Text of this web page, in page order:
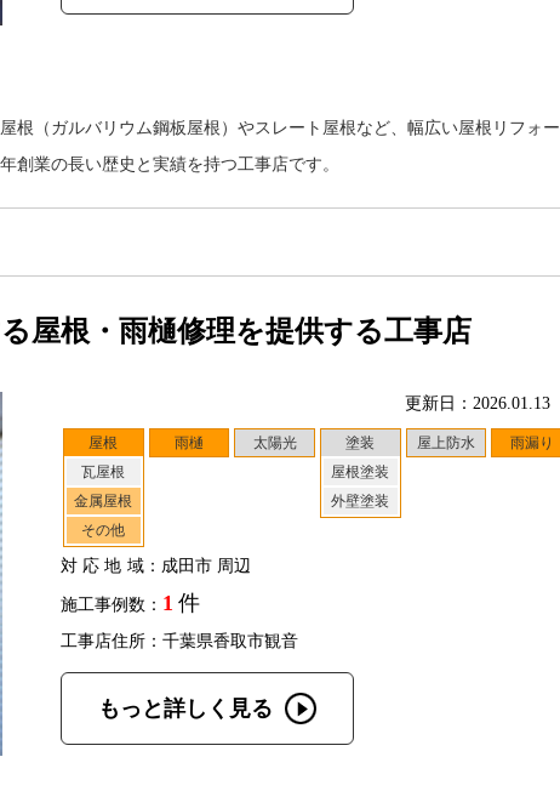
根（ガルバリウム鋼板屋根）やスレート屋根など、幅広い屋根リフォー
創業の長い歴史と実績を持つ工事店です。
屋根・雨樋修理を提供する工事店
更新日：2026.01.13
屋根
瓦屋根
金属屋根
その他
雨樋 太陽光
塗装
屋根塗装
外壁塗装
屋上防水 雨漏り
対応地域：成田市 周辺
施工事例数： 1 件
工事店住所：千葉県香取市観音
もっと詳しく見る